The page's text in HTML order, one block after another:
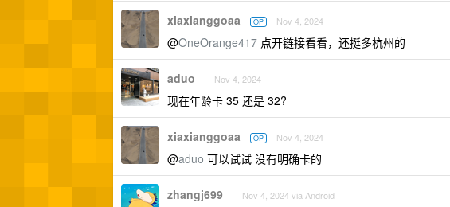
xiaxianggoaa OP Nov 4, 2024
@OneOrange417 点开链接看看，还挺多杭州的
aduo Nov 4, 2024
现在年龄卡 35 还是 32?
xiaxianggoaa OP Nov 4, 2024
@aduo 可以试试 没有明确卡的
zhangj699 Nov 4, 2024 via Android